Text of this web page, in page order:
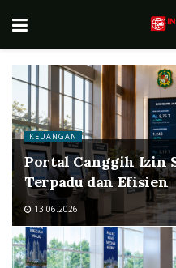
KEUANGAN
Portal Canggih Izin
Terpadu dan Efisien
13.06.2026